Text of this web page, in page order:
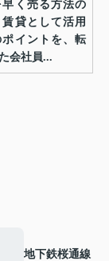
早く売る方法の
貸として活用
イントを、転
会社員...
地下鉄桜通線